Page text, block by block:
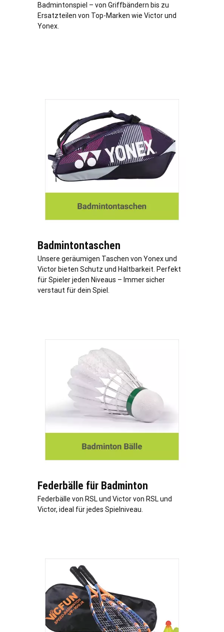
Badmintonspiel – von Griffbändern bis zu
Ersatzteilen von Top-Marken wie Victor und
Yonex.
Badmintontaschen
Unsere geräumigen Taschen von Yonex und
Victor bieten Schutz und Haltbarkeit. Perfekt
für Spieler jeden Niveaus – Immer sicher
verstaut für dein Spiel.
Federbälle für Badminton
Federbälle von RSL und Victor von RSL und
Victor, ideal für jedes Spielniveau.